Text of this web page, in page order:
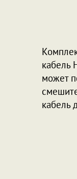
кабель
может
кабель